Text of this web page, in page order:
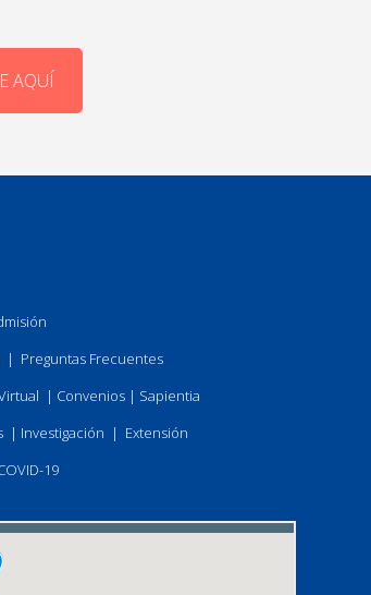
AQUÍ
| Preguntas Frecuentes
| Convenios| Sapientia
| Investigación | Extensión
19